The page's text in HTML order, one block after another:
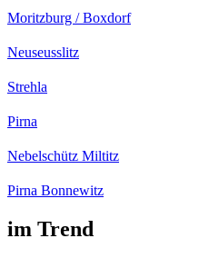
Moritzburg / Boxdorf
Neuseusslitz
Strehla
Pirna
Nebelschütz Miltitz
Pirna Bonnewitz
im Trend